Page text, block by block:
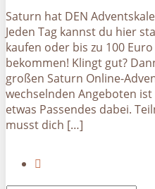
Saturn hat DEN
Jeden Tag kannst du hier
kaufen oder bis zu 100
bekommen! Klingt gut?
großen Saturn Online-
wechselnden Angeboten
etwas Passendes dabei.
musst dich […]